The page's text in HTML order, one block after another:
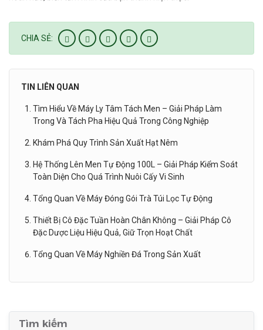
CHIA SẺ:
TIN LIÊN QUAN
Tìm Hiểu Về Máy Ly Tâm Tách Men – Giải Pháp Làm
Trong Và Tách Pha Hiệu Quả Trong Công Nghiệp
Khám Phá Quy Trình Sản Xuất Hạt Nêm
Hệ Thống Lên Men Tự Động 100L – Giải Pháp Kiểm Soát
Toàn Diện Cho Quá Trình Nuôi Cấy Vi Sinh
Tổng Quan Về Máy Đóng Gói Trà Túi Lọc Tự Động
Thiết Bị Cô Đặc Tuần Hoàn Chân Không – Giải Pháp Cô
Đặc Dược Liệu Hiệu Quả, Giữ Trọn Hoạt Chất
Tổng Quan Về Máy Nghiền Đá Trong Sản Xuất
Tìm kiếm